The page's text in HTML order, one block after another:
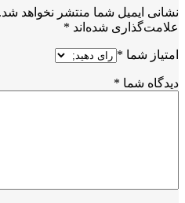
نشانی ایمیل شما منتشر نخواهد شد.
علامت‌گذاری شده‌اند *
امتیاز شما *
دیدگاه شما *